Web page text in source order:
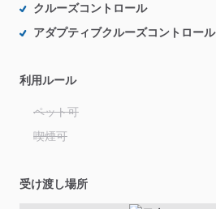
クルーズコントロール
アダプティブクルーズコントロール
利用ルール
ペット可
喫煙可
受け渡し場所